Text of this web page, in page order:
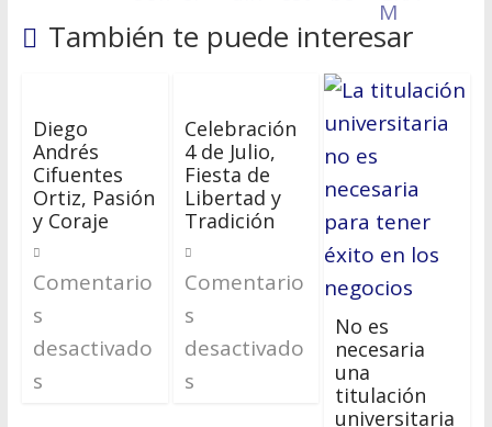
También te puede interesar
Diego
Andrés
Cifuentes
Ortiz, Pasión
y Coraje
Comentario
s
desactivado
s
Celebración
4 de Julio,
Fiesta de
Libertad y
Tradición
Comentario
s
desactivado
s
No es
necesaria
una
titulación
universitaria